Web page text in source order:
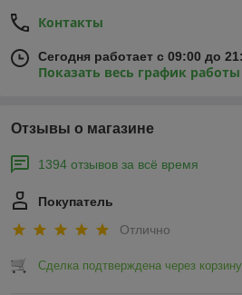
Контакты
Сегодня работает с 09:00 до
Показать весь график работы
Отзывы о магазине
1394 отзывов за всё время
Покупатель
Отлично
Сделка подтверждена через корзину